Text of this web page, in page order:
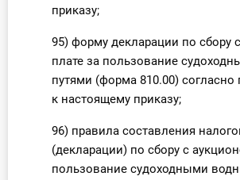
приказу;
95) форму декларации по сбору
плате за пользование
путями (форма 810.00)
к настоящему приказу;
96) правила составления
(декларации) по сбору с
пользование судоходными